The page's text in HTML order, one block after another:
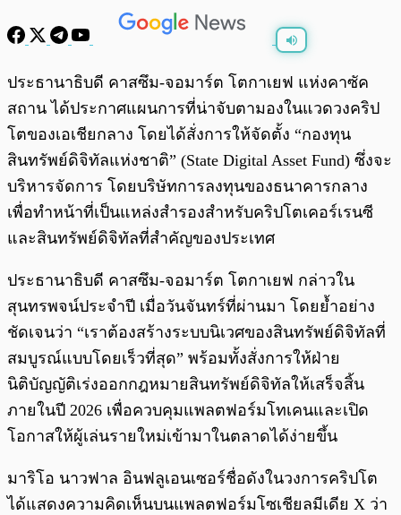
พร้อมเล่น 0:00 0:00
ประธานาธิบดี คาสซึม-จอมาร์ต โตกาเยฟ แห่งคาซัค
สถาน ได้ประกาศแผนการที่น่าจับตามองในแวดวงคริป
โตของเอเชียกลาง โดยได้สั่งการให้จัดตั้ง “กองทุน
สินทรัพย์ดิจิทัลแห่งชาติ” (State Digital Asset Fund) ซึ่งจะ
บริหารจัดการ โดยบริษัทการลงทุนของธนาคารกลาง
เพื่อทำหน้าที่เป็นแหล่งสำรองสำหรับคริปโตเคอร์เรนซี
และสินทรัพย์ดิจิทัลที่สำคัญของประเทศ
ประธานาธิบดี คาสซึม-จอมาร์ต โตกาเยฟ กล่าวใน
สุนทรพจน์ประจำปี เมื่อวันจันทร์ที่ผ่านมา โดยย้ำอย่าง
ชัดเจนว่า “เราต้องสร้างระบบนิเวศของสินทรัพย์ดิจิทัลที่
สมบูรณ์แบบโดยเร็วที่สุด” พร้อมทั้งสั่งการให้ฝ่าย
นิติบัญญัติเร่งออกกฎหมายสินทรัพย์ดิจิทัลให้เสร็จสิ้น
ภายในปี 2026 เพื่อควบคุมแพลตฟอร์มโทเคนและเปิด
โอกาสให้ผู้เล่นรายใหม่เข้ามาในตลาดได้ง่ายขึ้น
มาริโอ นาวฟาล อินฟลูเอนเซอร์ชื่อดังในวงการคริปโต
ได้แสดงความคิดเห็นบนแพลตฟอร์มโซเชียลมีเดีย X ว่า